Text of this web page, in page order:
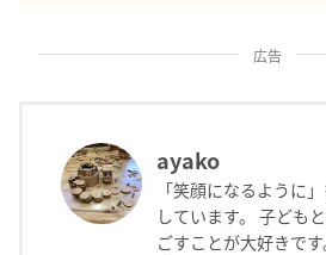
広告
ayako
「笑顔になるように
しています。 子ども
ごすことが大好きで